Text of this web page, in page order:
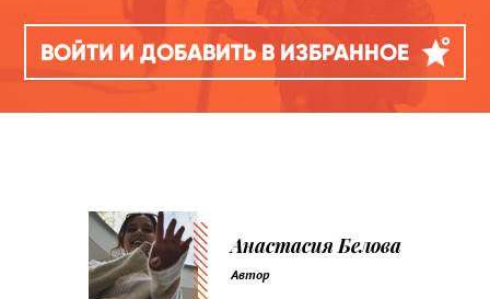
ВОЙТИ И ДОБАВИТЬ В ИЗБРАННОЕ
Анастасия Белова
Автор